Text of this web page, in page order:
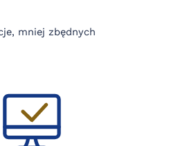
mniej zbędnych